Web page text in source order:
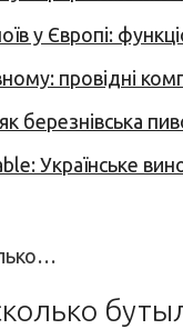
у Європі:
провідні
березнівська
Українське